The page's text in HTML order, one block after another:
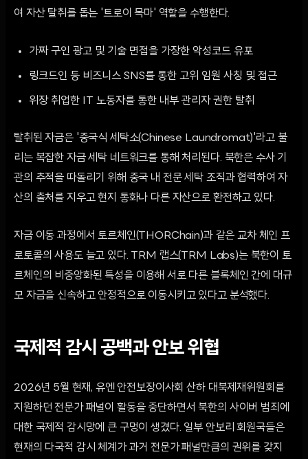
여 자산 탈취를 돕는 '트로이 목마' 역할을 수행한다.
가짜 구인 광고 및 기술 면접을 가장한 악성코드 유포
링크드인 등 비즈니스 SNS를 통한 고위 임원 사칭 및 접근
위장 취업한 IT 노동자를 통한 내부 관리자 권한 탈취
탈취된 자금은 '중국식 세탁소(Chinese Laundromat)'라고 불
리는 복잡한 자금 세탁 네트워크를 통해 처리된다. 북한은 수사 기
관의 추적을 따돌리기 위해 중국 내 전문 세탁 조직과 협력하여 자
산의 출처를 지우고 현지 통화나 다른 자산으로 환전하고 있다.
자금 이동 과정에서 토르체인(THORChain)과 같은 교차 체인 프
로토콜의 사용도 늘고 있다. TRM 랩스(TRM Labs)는 북한이 토
르체인의 비중앙화된 특성을 이용해 서로 다른 블록체인 간에 대규
모 자금을 신속하고 안정적으로 이동시키고 있다고 분석했다.
국제적 감시 공백과 안보 위협
2026년 5월 현재, 유엔 안전보장이사회 산하 대북제재위원회를
지원하던 전문가 패널이 활동을 중단하면서 북한의 사이버 범죄에
대한 국제적 감시망에 큰 구멍이 생겼다. 일부 안보리 회원국들은
현재의 다국적 감시 체계가 과거 전문가 패널만큼의 권위를 갖지